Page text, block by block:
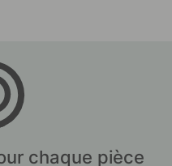
chaque pièce